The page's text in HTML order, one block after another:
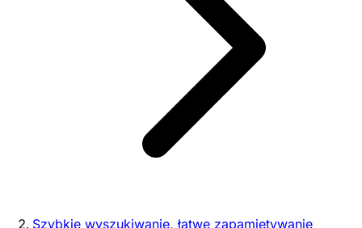
Szybkie wyszukiwanie, łatwe zapamiętywanie